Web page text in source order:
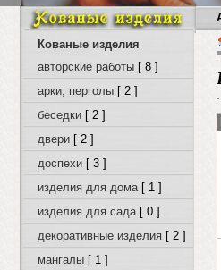
Кованые изделия
авторские работы [ 8 ]
арки, перголы [ 2 ]
беседки [ 2 ]
двери [ 2 ]
доспехи [ 3 ]
изделия для дома[ 1 ]
изделия для сада[ 0 ]
декоративные изделия [ 2 ]
мангалы [ 1 ]